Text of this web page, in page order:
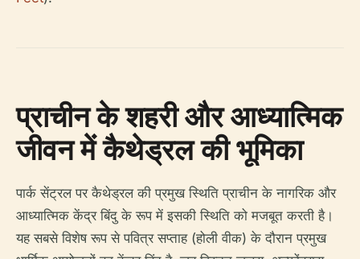
प्राचीन के शहरी और आध्यात्मिक
जीवन में कैथेड्रल की भूमिका
पार्क सेंट्रल पर कैथेड्रल की प्रमुख स्थिति प्राचीन के नागरिक और
आध्यात्मिक केंद्र बिंदु के रूप में इसकी स्थिति को मजबूत करती है।
यह सबसे विशेष रूप से पवित्र सप्ताह (होली वीक) के दौरान प्रमुख